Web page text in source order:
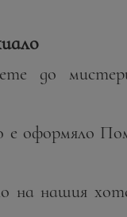
до
оформяло
на нашия